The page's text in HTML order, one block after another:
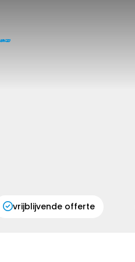
vrijblijvende offerte